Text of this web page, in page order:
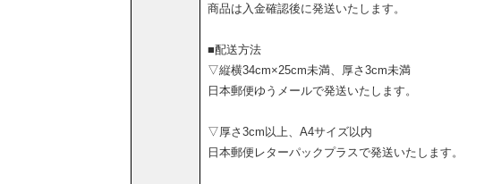
商品は入金確認後に発送いたします。
■配送方法
▽縦横34cm×25cm未満、厚さ3cm未満
日本郵便ゆうメールで発送いたします。
▽厚さ3cm以上、A4サイズ以内
日本郵便レターパックプラスで発送いたします。